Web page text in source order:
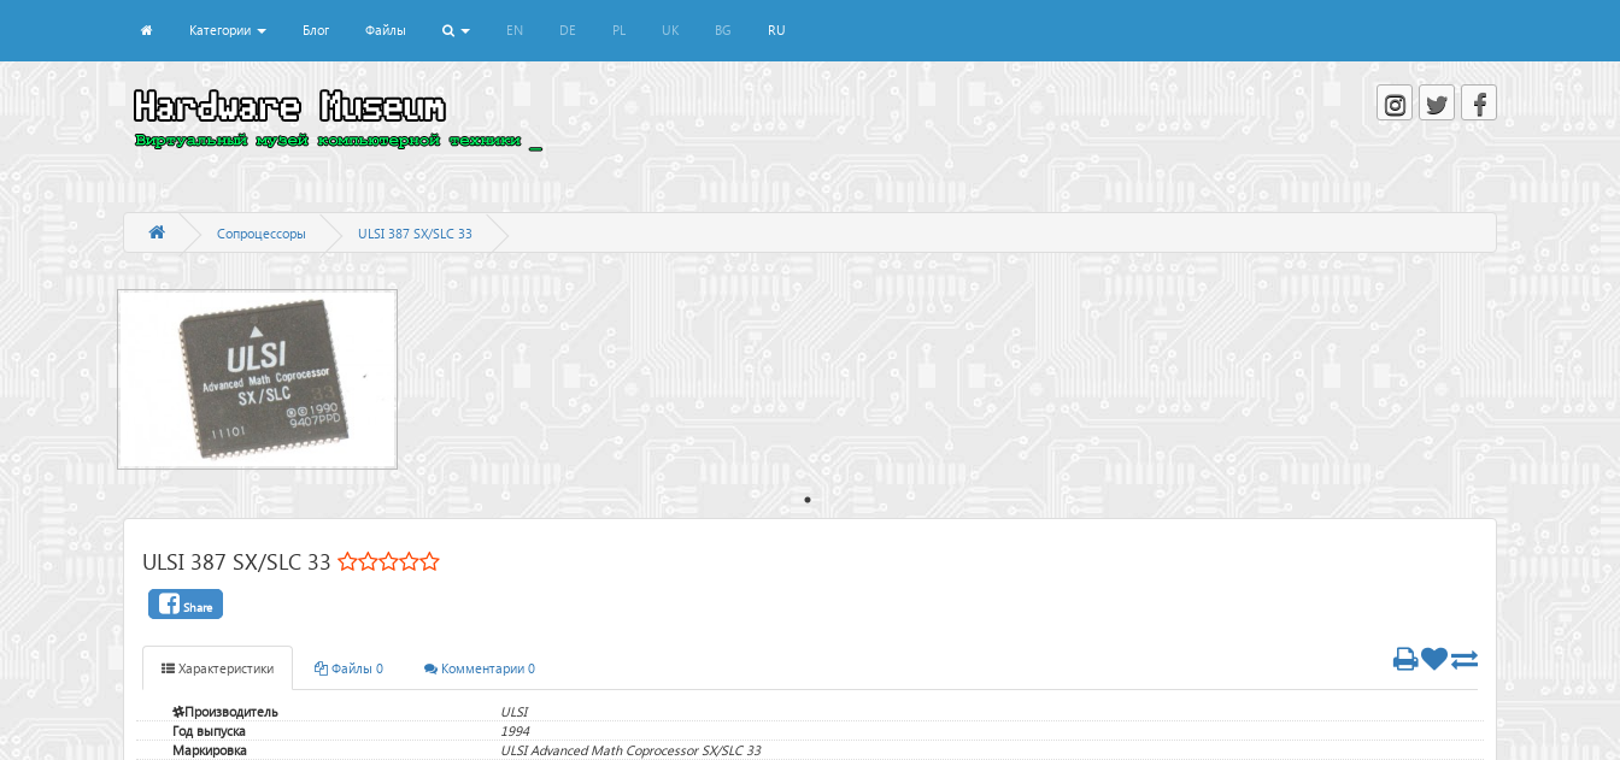
Категории Блог Файлы EN DE PL UK BG RU
Сопроцессоры ULSI 387 SX/SLC 33
ULSI 387 SX/SLC 33
Share
Характеристики Файлы 0 Комментарии 0
Производитель
ULSI
Год выпуска
1994
Маркировка
ULSI Advanced Math Coprocessor SX/SLC 33